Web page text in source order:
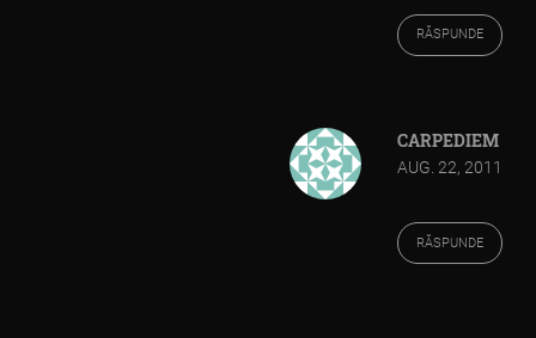
RĂSPUNDE
CARPEDIEM
AUG. 22, 2011
RĂSPUNDE